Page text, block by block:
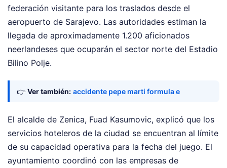
federación visitante para los traslados desde el
aeropuerto de Sarajevo. Las autoridades estiman la
llegada de aproximadamente 1.200 aficionados
neerlandeses que ocuparán el sector norte del Estadio
Bilino Polje.
👉 Ver también: accidente pepe marti formula e
El alcalde de Zenica, Fuad Kasumovic, explicó que los
servicios hoteleros de la ciudad se encuentran al límite
de su capacidad operativa para la fecha del juego. El
ayuntamiento coordinó con las empresas de